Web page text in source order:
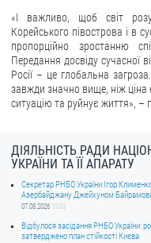
«І важливо, щоб світ
Корейського півострова і в
пропорційно зростанню
Передання досвіду сучасної
Росії – це глобальна
завжди значно вище, ніж ціна
ситуацію та руйнує життя», –
ДІЯЛЬНІСТЬ РАДИ
УКРАЇНИ ТА ЇЇ АПАРАТУ
Секретар РНБО України Ігор
Азербайджану Джейхуном
07.08.2026 10:03
Відбулося засідання РНБО України:
затверджено план стійкості Києва